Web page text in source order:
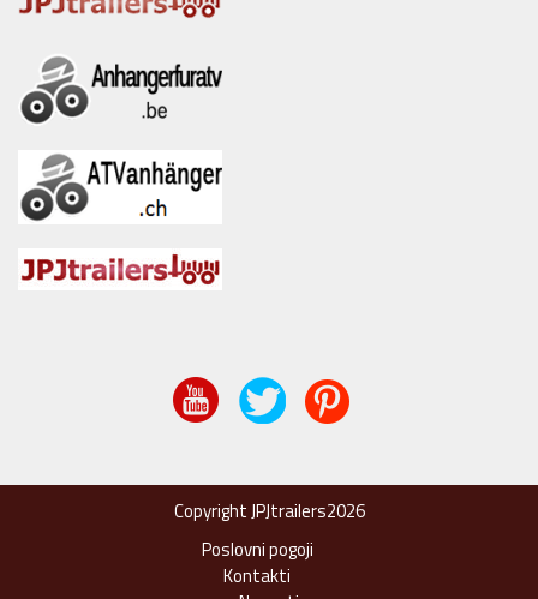
Copyright JPJtrailers2026
Poslovni pogoji
Kontakti